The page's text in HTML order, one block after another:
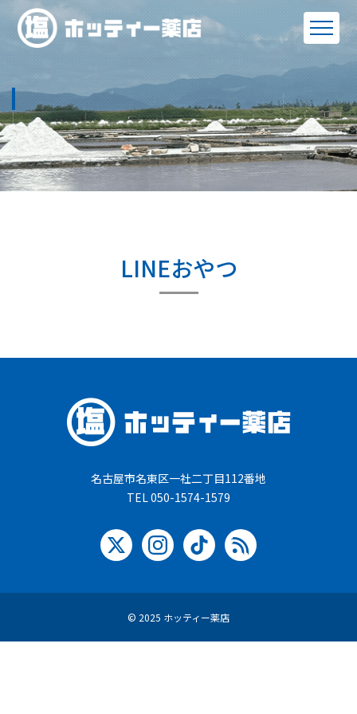
LINEおやつ
名古屋市名東区一社二丁目112番地
TEL 050-1574-1579
© 2025 ホッティー薬店